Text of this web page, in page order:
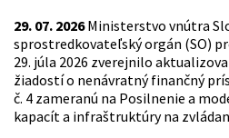
29. 07. 2026Ministerstvo vnútra
sprostredkovateľský orgán (SO)
29. júla 2026 zverejnilo
žiadostí o nenávratný finančný
č. 4 zameranú na Posilnenie a
kapacít a infraštruktúry na